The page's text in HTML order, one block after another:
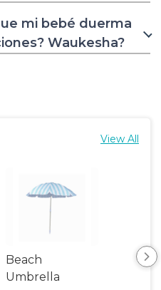
mi bebé duerma
Waukesha?
View All
Beach
Umbrella